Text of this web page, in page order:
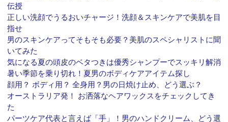
伝授
正しい洗顔でうるおいチャージ！洗顔＆スキンケアで美肌を目
指せ
男のスキンケアってそもそも必要？美肌のスペシャリストに聞
いてみた
気になる夏の頭皮のベタつきは優秀シャンプーでスッキリ解消
暑い季節を乗り切れ！夏男のボディケアアイテム探し
顔用？ ボディ用？ 全身用？男の日焼け止め、どう選ぶ？
オーストラリア発！ お洒落なヘアワックスをチェックしてき
た
パーツケア代表と言えば「手」！男のハンドクリーム、どう選